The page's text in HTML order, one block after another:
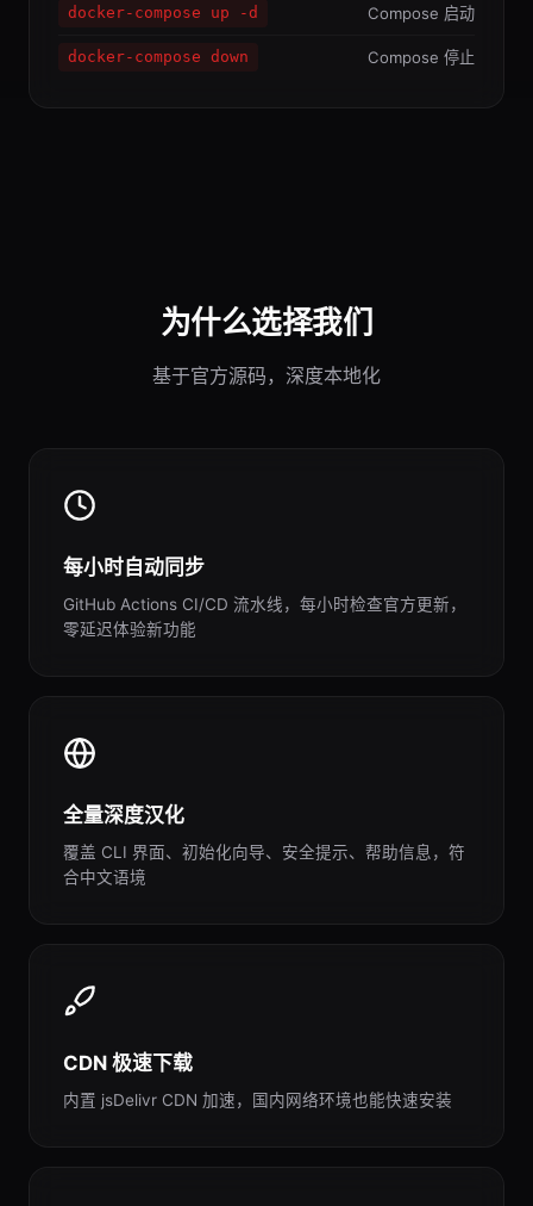
docker-compose up -d Compose 启动
docker-compose down Compose 停止
为什么选择我们
基于官方源码，深度本地化
每小时自动同步
GitHub Actions CI/CD 流水线，每小时检查官方更新，
零延迟体验新功能
全量深度汉化
覆盖 CLI 界面、初始化向导、安全提示、帮助信息，符
合中文语境
CDN 极速下载
内置 jsDelivr CDN 加速，国内网络环境也能快速安装